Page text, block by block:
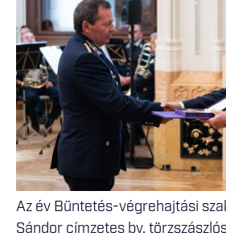
Az év Büntetés-végrehajtási
Sándor címzetes bv.